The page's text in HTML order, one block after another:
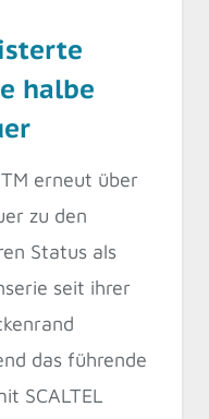
halbe
erneut über
zu den
Status als
seit ihrer
das führende
SCALTEL